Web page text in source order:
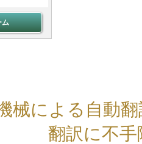
ム
械による自動
翻訳に不